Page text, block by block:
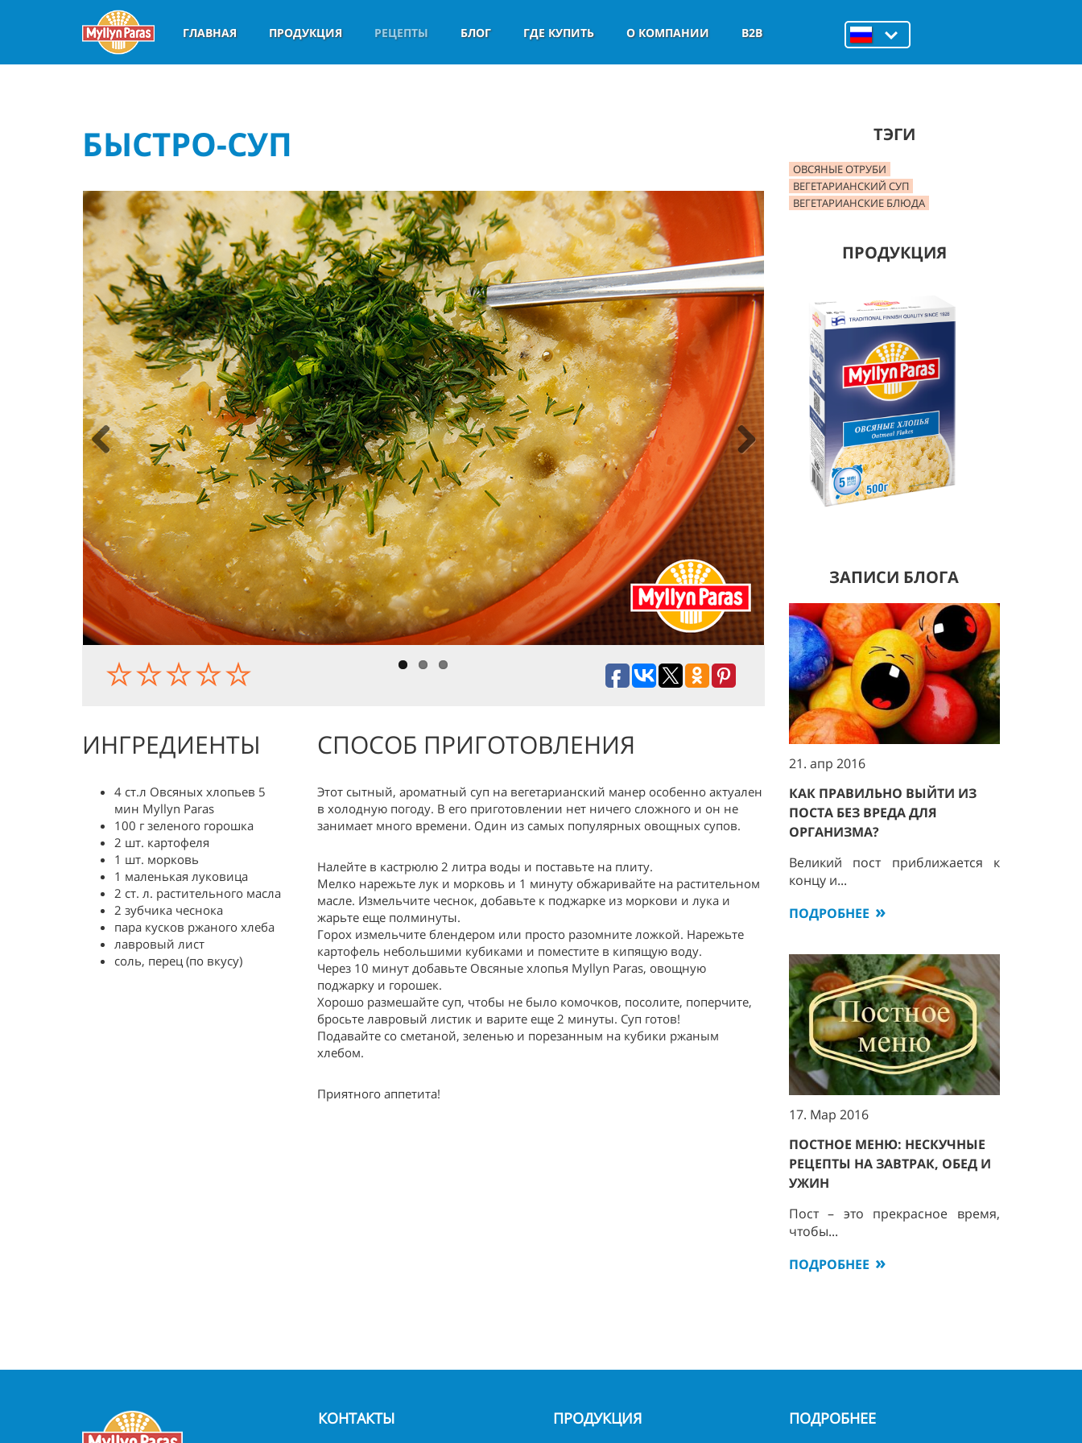
ГЛАВНАЯ ПРОДУКЦИЯ РЕЦЕПТЫ БЛОГ ГДЕ КУПИТЬ О КОМПАНИИ B2B
БЫСТРО-СУП
Previous Next
ИНГРЕДИЕНТЫ
4 ст.л Овсяных хлопьев 5
мин Myllyn Paras
100 г зеленого горошка
2 шт. картофеля
1 шт. морковь
1 маленькая луковица
2 ст. л. растительного масла
2 зубчика чеснока
пара кусков ржаного хлеба
лавровый лист
соль, перец (по вкусу)
СПОСОБ ПРИГОТОВЛЕНИЯ
Этот сытный, ароматный суп на вегетарианский манер особенно актуален
в холодную погоду. В его приготовлении нет ничего сложного и он не
занимает много времени. Один из самых популярных овощных супов.
Налейте в кастрюлю 2 литра воды и поставьте на плиту.
Мелко нарежьте лук и морковь и 1 минуту обжаривайте на растительном
масле. Измельчите чеснок, добавьте к поджарке из моркови и лука и
жарьте еще полминуты.
Горох измельчите блендером или просто разомните ложкой. Нарежьте
картофель небольшими кубиками и поместите в кипящую воду.
Через 10 минут добавьте Овсяные хлопья Myllyn Paras, овощную
поджарку и горошек.
Хорошо размешайте суп, чтобы не было комочков, посолите, поперчите,
бросьте лавровый листик и варите еще 2 минуты. Суп готов!
Подавайте со сметаной, зеленью и порезанным на кубики ржаным
хлебом.
Приятного аппетита!
ТЭГИ
ОВСЯНЫЕ ОТРУБИ
ВЕГЕТАРИАНСКИЙ СУП
ВЕГЕТАРИАНСКИЕ БЛЮДА
ПРОДУКЦИЯ
ЗАПИСИ БЛОГА
21. апр 2016
КАК ПРАВИЛЬНО ВЫЙТИ ИЗ
ПОСТА БЕЗ ВРЕДА ДЛЯ
ОРГАНИЗМА?
Великий пост приближается к
концу и...
ПОДРОБНЕЕ
17. Мар 2016
ПОСТНОЕ МЕНЮ: НЕСКУЧНЫЕ
РЕЦЕПТЫ НА ЗАВТРАК, ОБЕД И
УЖИН
Пост – это прекрасное время,
чтобы...
ПОДРОБНЕЕ
КОНТАКТЫ ПРОДУКЦИЯ ПОДРОБНЕЕ